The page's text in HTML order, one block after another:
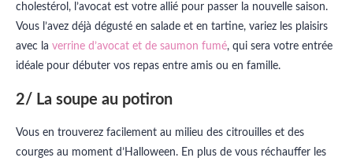
cholestérol, l’avocat est votre allié pour passer la nouvelle saison.
Vous l’avez déjà dégusté en salade et en tartine, variez les plaisirs
avec la verrine d’avocat et de saumon fumé, qui sera votre entrée
idéale pour débuter vos repas entre amis ou en famille.
2/ La soupe au potiron
Vous en trouverez facilement au milieu des citrouilles et des
courges au moment d’Halloween. En plus de vous réchauffer les